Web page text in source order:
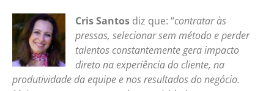
Cris Santos diz que: “contratar às
pressas, selecionar sem método e perder
talentos constantemente gera impacto
direto na experiência do cliente, na
produtividade da equipe e nos resultados do negócio.